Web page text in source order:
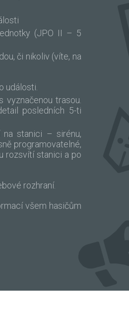
(JPO II – 5
či nikoliv (víte, na
události.
trasou.
posledních 5-ti
na stanici – sirénu,
programovatelné,
rozsvítí stanici a po
rozhraní.
všem hasičům